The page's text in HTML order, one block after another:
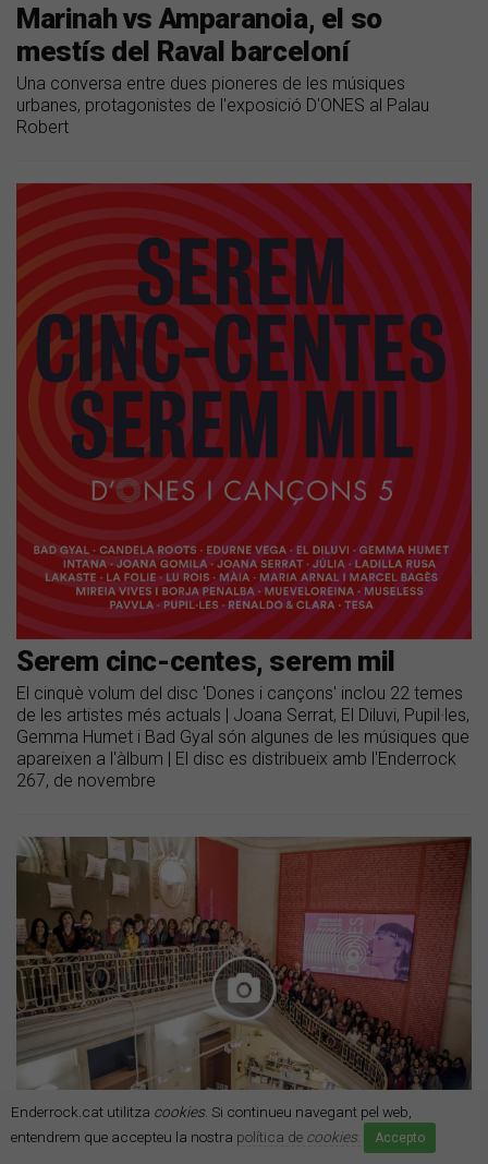
Enderrock.cat utilitza cookies. Si continueu navegant pel web,
entendrem que accepteu la nostra política de cookies. Accepto
Marinah vs Amparanoia, el so
mestís del Raval barceloní
Una conversa entre dues pioneres de les músiques
urbanes, protagonistes de l'exposició D'ONES al Palau
Robert
Serem cinc-centes, serem mil
El cinquè volum del disc 'Dones i cançons' inclou 22 temes
de les artistes més actuals | Joana Serrat, El Diluvi, Pupil·les,
Gemma Humet i Bad Gyal són algunes de les músiques que
apareixen a l'àlbum | El disc es distribueix amb l'Enderrock
267, de novembre